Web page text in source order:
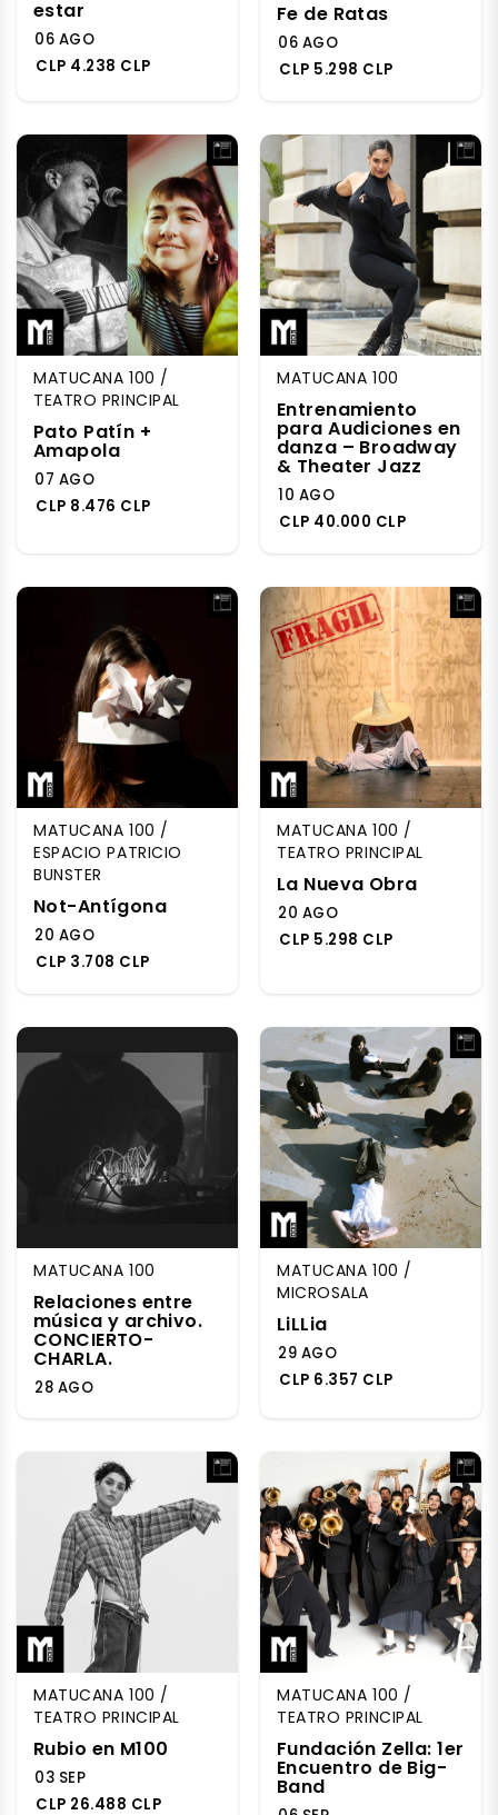
estar
06 AGO
CLP 4.238 CLP
Fe de Ratas
06 AGO
CLP 5.298 CLP
MATUCANA 100 /
TEATRO PRINCIPAL
Pato Patín +
Amapola
07 AGO
CLP 8.476 CLP
MATUCANA 100
Entrenamiento
para Audiciones en
danza – Broadway
& Theater Jazz
10 AGO
CLP 40.000 CLP
MATUCANA 100 /
ESPACIO PATRICIO
BUNSTER
Not-Antígona
20 AGO
CLP 3.708 CLP
MATUCANA 100 /
TEATRO PRINCIPAL
La Nueva Obra
20 AGO
CLP 5.298 CLP
MATUCANA 100
Relaciones entre
música y archivo.
CONCIERTO-
CHARLA.
28 AGO
MATUCANA 100 /
MICROSALA
LiLLia
29 AGO
CLP 6.357 CLP
MATUCANA 100 /
TEATRO PRINCIPAL
Rubio en M100
03 SEP
CLP 26.488 CLP
MATUCANA 100 /
TEATRO PRINCIPAL
Fundación Zella: 1er
Encuentro de Big-
Band